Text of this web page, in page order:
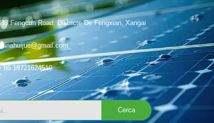
Fengcun Road, Districte De Fengxian, Xangai
86 18721624519
Cerca